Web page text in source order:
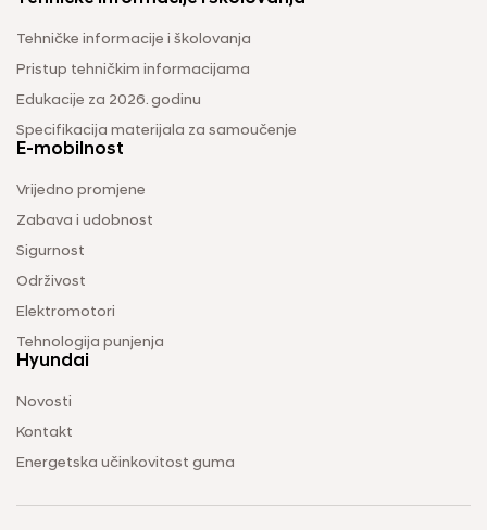
Tehničke informacije i školovanja
Pristup tehničkim informacijama
Edukacije za 2026. godinu
Specifikacija materijala za samoučenje
E-mobilnost
Vrijedno promjene
Zabava i udobnost
Sigurnost
Održivost
Elektromotori
Tehnologija punjenja
Hyundai
Novosti
Kontakt
Energetska učinkovitost guma